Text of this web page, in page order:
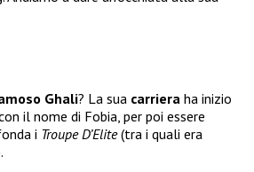
Ghali? La sua carriera ha inizio
il nome di Fobia, per poi essere
i Troupe D’Elite(tra i quali era